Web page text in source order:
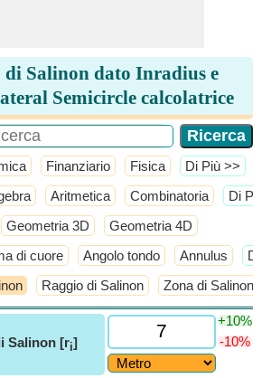
di Salinon dato Inradius e
Semicircle calcolatrice
Finanziario Fisica ​Di Più >>
Aritmetica Combinatoria ​Di Più
Geometria 3D Geometria 4D
di cuore Angolo tondo Annulus ​Di
Raggio di Salinon Zona di Salinon
Salinon [ri]
+10%
-10%